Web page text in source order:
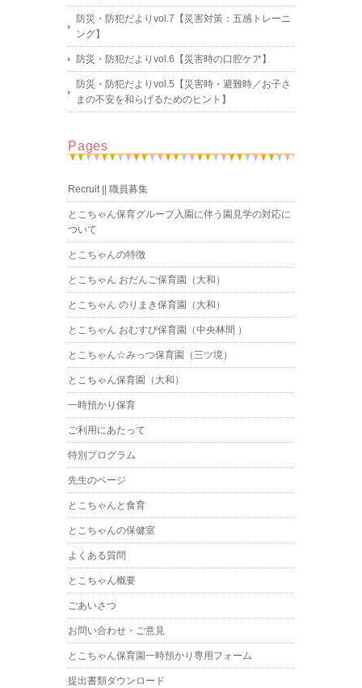
防災・防犯だよりvol.7【災害対策：五感トレーニ
ング】
防災・防犯だよりvol.6【災害時の口腔ケア】
防災・防犯だよりvol.5【災害時・避難時／お子さ
まの不安を和らげるためのヒント】
Pages
Recruit || 職員募集
とこちゃん保育グループ入園に伴う園見学の対応に
ついて
とこちゃんの特徴
とこちゃん おだんご保育園（大和）
とこちゃん のりまき保育園（大和）
とこちゃん おむすび保育園（中央林間 ）
とこちゃん☆みっつ保育園（三ツ境）
とこちゃん保育園（大和）
一時預かり保育
ご利用にあたって
特別プログラム
先生のページ
とこちゃんと食育
とこちゃんの保健室
よくある質問
とこちゃん概要
ごあいさつ
お問い合わせ・ご意見
とこちゃん保育園一時預かり専用フォーム
提出書類ダウンロード